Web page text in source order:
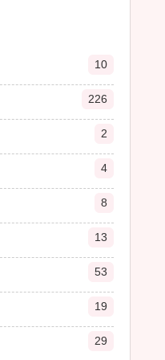
10
226
2
4
8
13
53
19
29